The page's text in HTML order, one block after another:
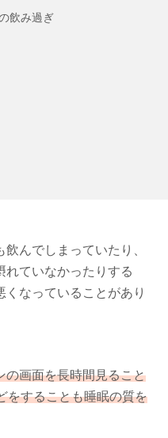
飲み過ぎ
んでしまっていたり、
れていなかったりする
なっていることがあり
の画面を長時間見ること
をすることも睡眠の質を